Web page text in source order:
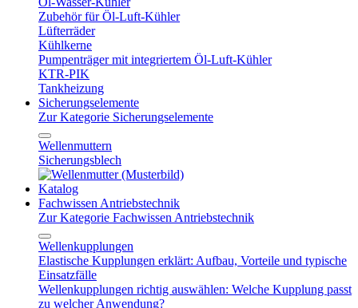
Zubehör für Öl-Luft-Kühler
Lüfterräder
Kühlkerne
Pumpenträger mit integriertem Öl-Luft-Kühler
KTR-PIK
Tankheizung
Sicherungselemente
Zur Kategorie Sicherungselemente
Wellenmuttern
Sicherungsblech
Katalog
Fachwissen Antriebstechnik
Zur Kategorie Fachwissen Antriebstechnik
Wellenkupplungen
Elastische Kupplungen erklärt: Aufbau, Vorteile und typische
Einsatzfälle
Wellenkupplungen richtig auswählen: Welche Kupplung passt
zu welcher Anwendung?